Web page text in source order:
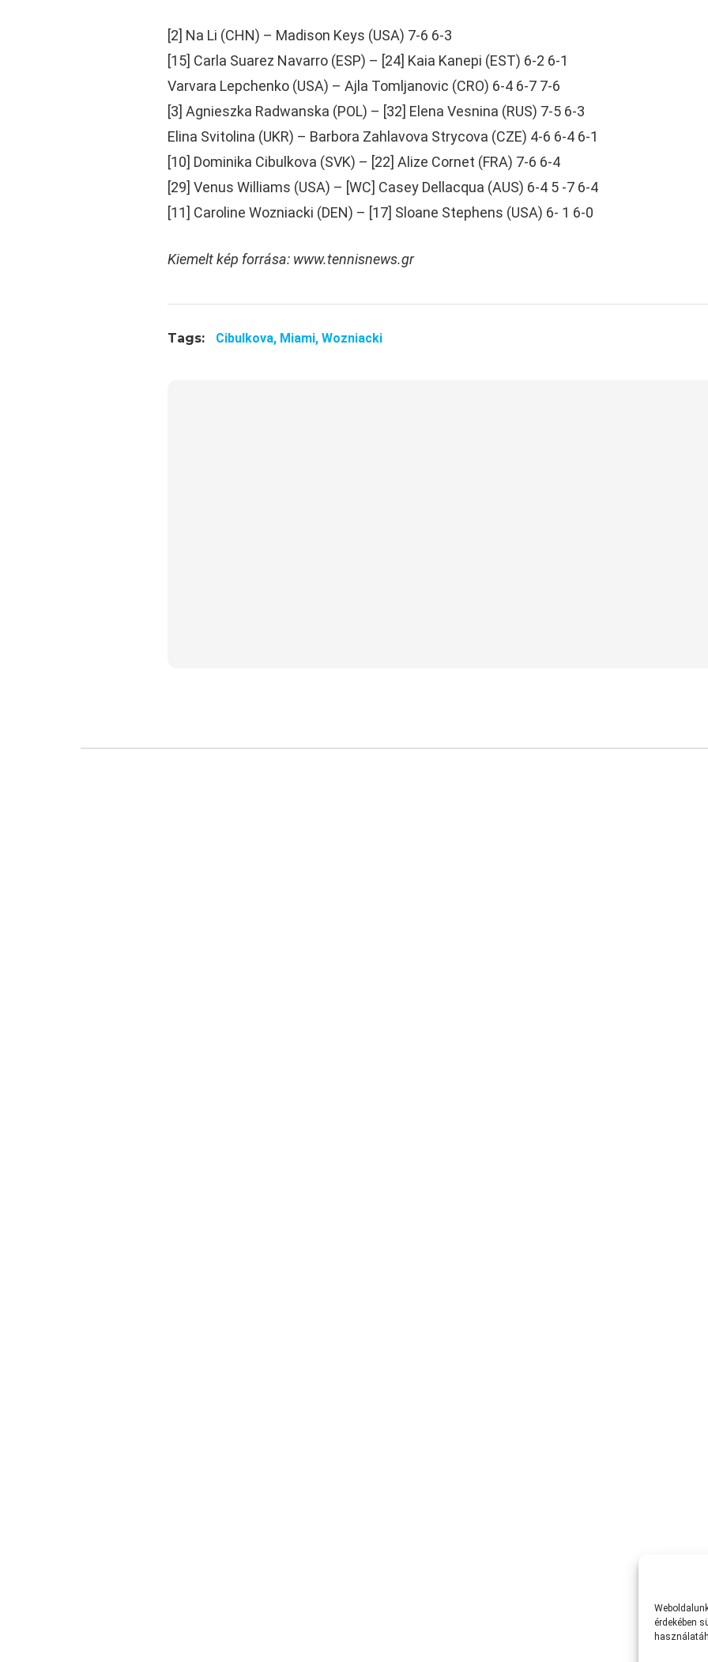
érdekében
[2] Na Li (CHN) – Madison Keys (USA) 7-6 6-3
[15] Carla Suarez Navarro (ESP) – [24] Kaia Kanepi (EST) 6-2 6-1
Varvara Lepchenko (USA) – Ajla Tomljanovic (CRO) 6-4 6-7 7-6
[3] Agnieszka Radwanska (POL) – [32] Elena Vesnina (RUS) 7-5 6-3
Elina Svitolina (UKR) – Barbora Zahlavova Strycova (CZE) 4-6 6-4 6-1
[10] Dominika Cibulkova (SVK) – [22] Alize Cornet (FRA) 7-6 6-4
[29] Venus Williams (USA) – [WC] Casey Dellacqua (AUS) 6-4 5 -7 6-4
[11] Caroline Wozniacki (DEN) – [17] Sloane Stephens (USA) 6- 1 6-0
Kiemelt kép forrása: www.tennisnews.gr
Tags: Cibulkova, Miami, Wozniacki